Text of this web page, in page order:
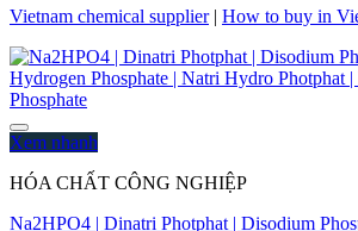
Vietnam chemical supplier| How to buy in
Xem nhanh
HÓA CHẤT CÔNG NGHIỆP
Na2HPO4 | Dinatri Photphat | Disodium